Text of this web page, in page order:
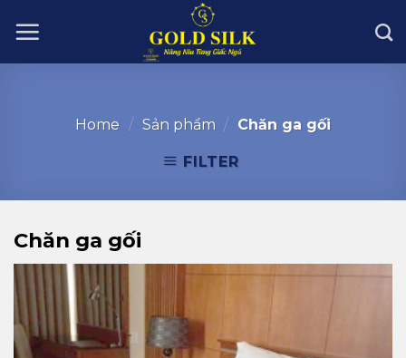
Home / Sản phẩm / Chăn ga gối
FILTER
Chăn ga gối